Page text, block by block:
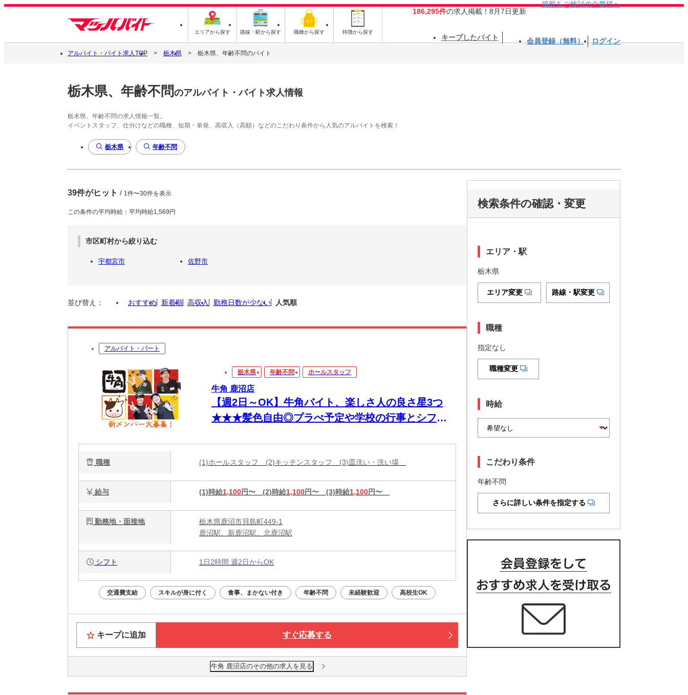
エリアから探す 路線・駅から探す 職種から探す 特徴から探す
186,295件の求人掲載！8月7日更新
掲載をご検討の企業様へ
キープしたバイト 会員登録（無料） ログイン
アルバイト・バイト求人TOP 栃木県 栃木県、年齢不問のバイト
栃木県、年齢不問のアルバイト・バイト求人情報
栃木県、年齢不問の求人情報一覧。
イベントスタッフ、仕分けなどの職種、短期・単発、高収入（高額）などのこだわり条件から人気のアルバイトを検索！
栃木県 年齢不問
39件がヒット / 1件〜30件を表示
この条件の平均時給：平均時給1,569円
市区町村から絞り込む
宇都宮市 佐野市
並び替え： おすすめ 新着順 高収入 勤務日数が少ない 人気順
アルバイト・パート
栃木県 年齢不問 ホールスタッフ
牛角 鹿沼店
【週2日～OK】牛角バイト、楽しさ人の良さ星3つ
★★★髪色自由◎プラぺ予定や学校の行事とシフト
職種 (1)ホールスタッフ (2)キッチンスタッフ (3)皿洗い・洗い場
給与 (1)時給1,100円〜 (2)時給1,100円〜 (3)時給1,100円〜
勤務地・面接地
栃木県鹿沼市貝島町449-1
鹿沼駅、新鹿沼駅、北鹿沼駅
シフト 1日2時間 週2日からOK
交通費支給 スキルが身に付く 食事、まかない付き 年齢不問 未経験歓迎 高校生OK
キープに追加 すぐ応募する
牛角 鹿沼店のその他の求人を見る
検索条件の確認・変更
エリア・駅
栃木県
エリア変更 路線・駅変更
職種
指定なし
職種変更
時給
こだわり条件
年齢不問
さらに詳しい条件を指定する